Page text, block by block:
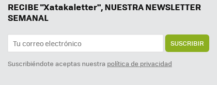
RECIBE "Xatakaletter", NUESTRA NEWSLETTER
SEMANAL
SUSCRIBIR
Suscribiéndote aceptas nuestra política de privacidad